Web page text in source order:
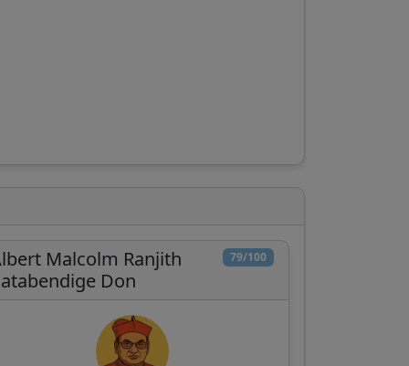
79/100
Malcolm Ranjith
Don